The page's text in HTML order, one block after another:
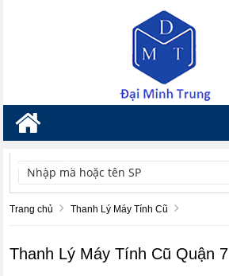
TÌM KIẾM
Trang chủ Thanh Lý Máy Tính Cũ
Thanh Lý Máy Tính Cũ Quận 7